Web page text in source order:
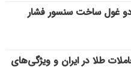
دو غول ساخت سنسور فشار
طلا در ایران و ویژگی‌های